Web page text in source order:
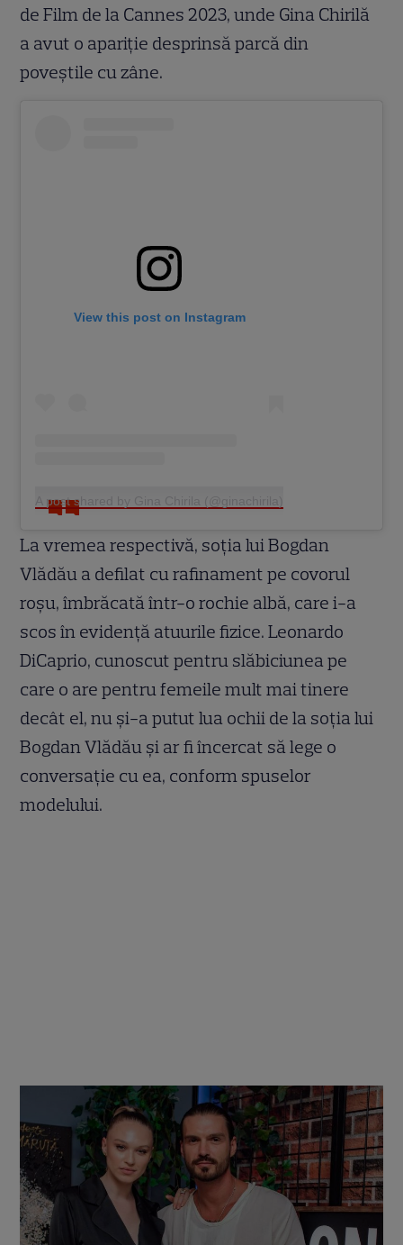
de Film de la Cannes 2023, unde Gina Chirilă
a avut o apariție desprinsă parcă din
poveștile cu zâne.
View this post on Instagram
A post shared by Gina Chirila (@ginachirila)
La vremea respectivă, soția lui Bogdan
Vlădău a defilat cu rafinament pe covorul
roșu, îmbrăcată într-o rochie albă, care i-a
scos în evidență atuurile fizice. Leonardo
DiCaprio, cunoscut pentru slăbiciunea pe
care o are pentru femeile mult mai tinere
decât el, nu și-a putut lua ochii de la soția lui
Bogdan Vlădău și ar fi încercat să lege o
conversație cu ea, conform spuselor
modelului.